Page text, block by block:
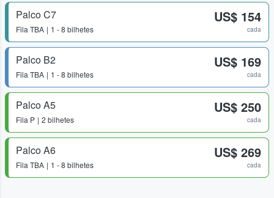
Palco C7
Fila TBA 1 - 8 bilhetes
US$ 154
cada
Palco B2
Fila TBA 1 - 8 bilhetes
US$ 169
cada
Palco A5
Fila P 2 bilhetes
US$ 250
cada
Palco A6
Fila TBA 1 - 8 bilhetes
US$ 269
cada